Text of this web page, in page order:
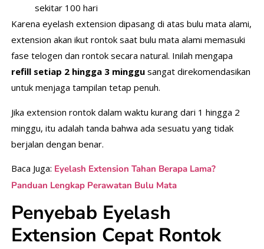
sekitar 100 hari
Karena eyelash extension dipasang di atas bulu mata alami,
extension akan ikut rontok saat bulu mata alami memasuki
fase telogen dan rontok secara natural. Inilah mengapa
refill setiap 2 hingga 3 minggusangat direkomendasikan
untuk menjaga tampilan tetap penuh.
Jika extension rontok dalam waktu kurang dari 1 hingga 2
minggu, itu adalah tanda bahwa ada sesuatu yang tidak
berjalan dengan benar.
Baca Juga: Eyelash Extension Tahan Berapa Lama?
Panduan Lengkap Perawatan Bulu Mata
Penyebab Eyelash
Extension Cepat Rontok